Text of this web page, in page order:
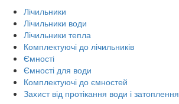
Лічильники
Лічильники води
Лічильники тепла
Комплектуючі до лічильників
Ємності
Ємності для води
Комплектуючі до ємностей
Захист від протікання води і затоплення